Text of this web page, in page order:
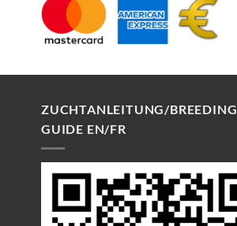
ZUCHTANLEITUNG/BREEDING
GUIDE EN/FR